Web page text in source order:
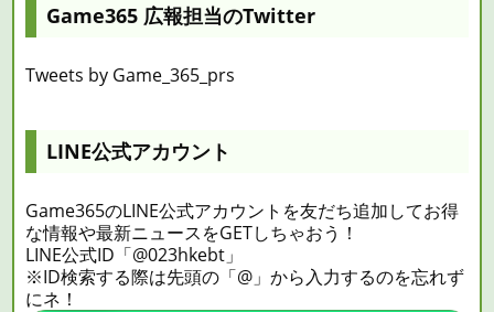
Game365 広報担当のTwitter
Tweets by Game_365_prs
LINE公式アカウント
Game365のLINE公式アカウントを友だち追加してお得
な情報や最新ニュースをGETしちゃおう！
LINE公式ID「@023hkebt」
※ID検索する際は先頭の「@」から入力するのを忘れず
にネ！